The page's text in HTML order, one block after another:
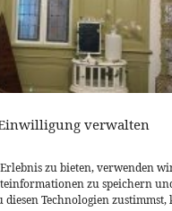
verwalten
zu bieten, verwenden
zu speichern
diesen Technologien